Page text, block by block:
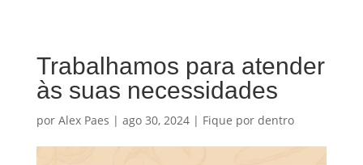
Trabalhamos para atender
às suas necessidades
por Alex Paes | ago 30, 2024| Fique por dentro